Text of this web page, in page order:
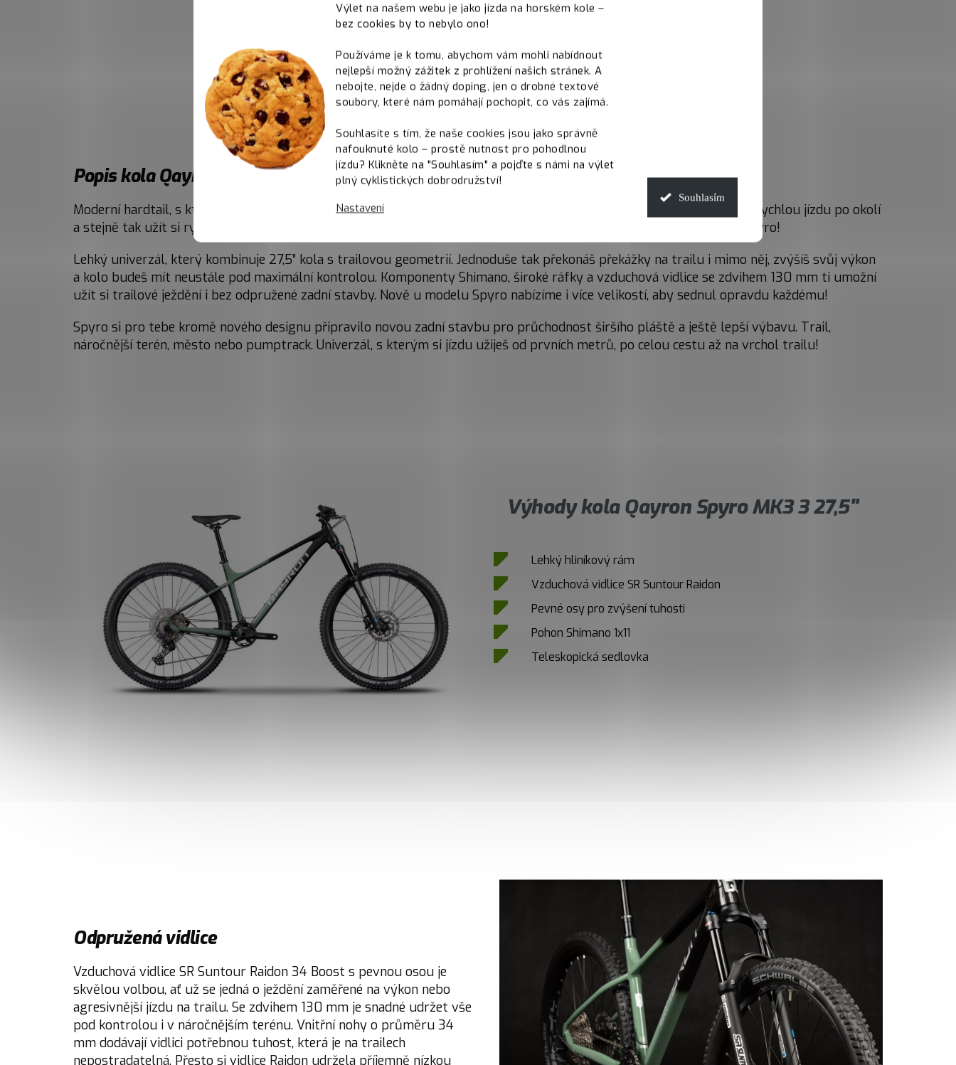
Výlet na našem webu je jako jízda na horském kole –
bez cookies by to nebylo ono!
Používáme je k tomu, abychom vám mohli nabídnout
nejlepší možný zážitek z prohlížení našich stránek. A
nebojte, nejde o žádný doping, jen o drobné textové
soubory, které nám pomáhají pochopit, co vás zajímá.
Souhlasíte s tím, že naše cookies jsou jako správně
nafouknuté kolo – prostě nutnost pro pohodlnou
jízdu? Klikněte na "Souhlasím" a pojďte s námi na výlet
plný cyklistických dobrodružství!
Nastavení
Souhlasím
Popis kola Qayron Spyro MK3 3 27,5"
Moderní hardtail, s kterým si ježdění užiješ bez limitů. Jeden z našich nejuniverzálnější modelů ti umožní vychutnat si rychlou jízdu po okolí
a stejně tak užít si rychlé sjezdové pasáže na trailu. Rychlost cross country kola a schopnosti trailového kola, to je Spyro!
Lehký univerzál, který kombinuje 27,5” kola s trailovou geometrií. Jednoduše tak překonáš překážky na trailu i mimo něj, zvýšíš svůj výkon
a kolo budeš mít neustále pod maximální kontrolou. Komponenty Shimano, široké ráfky a vzduchová vidlice se zdvihem 130 mm ti umožní
užít si trailové ježdění i bez odpružené zadní stavby. Nově u modelu Spyro nabízíme i více velikostí, aby sednul opravdu každému!
Spyro si pro tebe kromě nového designu připravilo novou zadní stavbu pro průchodnost širšího pláště a ještě lepší výbavu. Trail,
náročnější terén, město nebo pumptrack. Univerzál, s kterým si jízdu užiješ od prvních metrů, po celou cestu až na vrchol trailu!
Výhody kola Qayron Spyro MK3 3 27,5"
Lehký hliníkový rám
Vzduchová vidlice SR Suntour Raidon
Pevné osy pro zvýšení tuhosti
Pohon Shimano 1x11
Teleskopická sedlovka
Odpružená vidlice
Vzduchová vidlice SR Suntour Raidon 34 Boost s pevnou osou je
skvělou volbou, ať už se jedná o ježdění zaměřené na výkon nebo
agresivnější jízdu na trailu. Se zdvihem 130 mm je snadné udržet vše
pod kontrolou i v náročnějším terénu. Vnitřní nohy o průměru 34
mm dodávají vidlici potřebnou tuhost, která je na trailech
nepostradatelná. Přesto si vidlice Raidon udržela příjemně nízkou